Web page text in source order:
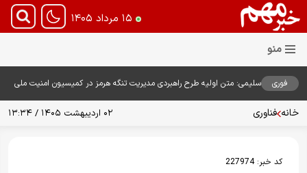
۱۵ مرداد ۱۴۰۵
فوری
سلیمی: متن اولیه طرح راهبردی مدیریت تنگه هرمز در کمیسیون امنیت ملی
خانه فناوری ۰۲ اردیبهشت ۱۴۰۵ / ۱۳:۳۴
کد خبر:227974